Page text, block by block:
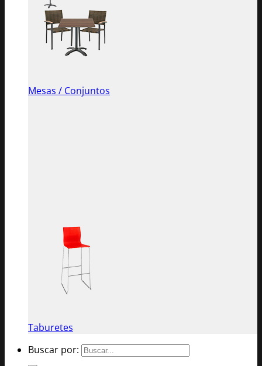
Mesas / Conjuntos
Taburetes
Buscar por: